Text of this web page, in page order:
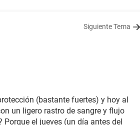
Siguiente Tema
(bastante fuertes) y hoy al
un ligero rastro de sangre y flujo
el jueves (un día antes del